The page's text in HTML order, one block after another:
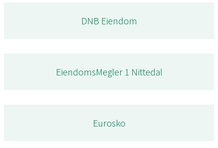
DNB Eiendom
EiendomsMegler 1 Nittedal
Eurosko